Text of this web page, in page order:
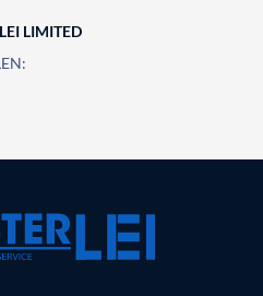
LIMITED